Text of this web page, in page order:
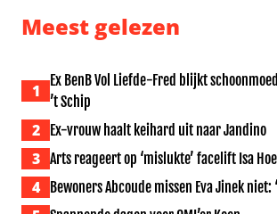
Meest gelezen
1
Ex BenB Vol Liefde-Fred blijkt
’t Schip
2 Ex-vrouw haalt keihard uit naar Jandino
3 Arts reageert op ‘mislukte’ facelift Isa
4 Bewoners Abcoude missen Eva Jinek niet: